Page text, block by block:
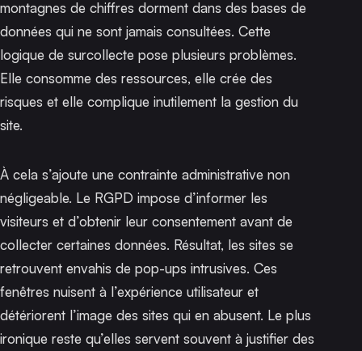
montagnes de chiffres dorment dans des bases de
données qui ne sont jamais consultées. Cette
logique de surcollecte pose plusieurs problèmes.
Elle consomme des ressources, elle crée des
risques et elle complique inutilement la gestion du
site.
À cela s’ajoute une contrainte administrative non
négligeable. Le RGPD impose d’informer les
visiteurs et d’obtenir leur consentement avant de
collecter certaines données. Résultat, les sites se
retrouvent envahis de pop-ups intrusives. Ces
fenêtres nuisent à l’expérience utilisateur et
détériorent l’image des sites qui en abusent. Le plus
ironique reste qu’elles servent souvent à justifier des